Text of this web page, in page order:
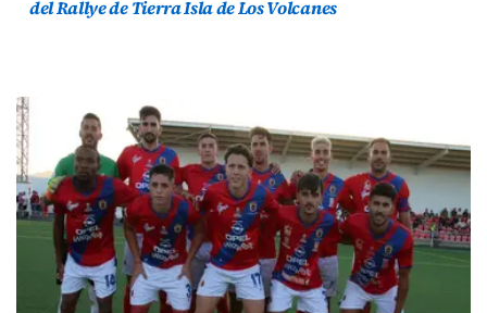
del Rallye de Tierra Isla de Los Volcanes